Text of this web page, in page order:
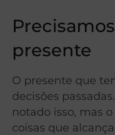
presente
O presente que
decisões
notado isso, mas
coisas que